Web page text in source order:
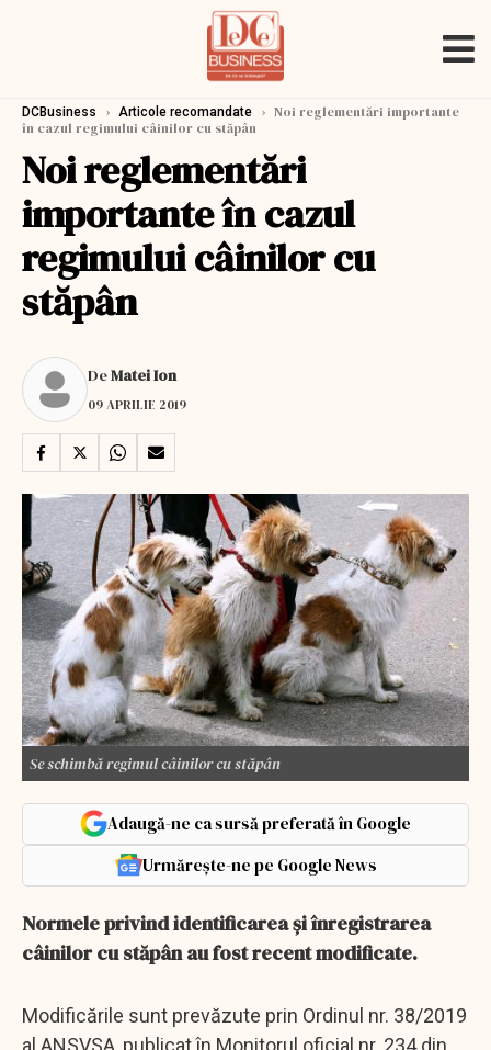
DCBusiness › Articole recomandate › Noi reglementări importante
în cazul regimului câinilor cu stăpân
Noi reglementări
importante în cazul
regimului câinilor cu
stăpân
DeMatei Ion
09 APRILIE 2019
Se schimbă regimul câinilor cu stăpân
Adaugă-ne ca sursă preferată în Google
Urmărește-ne pe Google News
Normele privind identificarea și înregistrarea
câinilor cu stăpân au fost recent modificate.
Modificările sunt prevăzute prin Ordinul nr. 38/2019
al ANSVSA, publicat în Monitorul oficial nr. 234 din